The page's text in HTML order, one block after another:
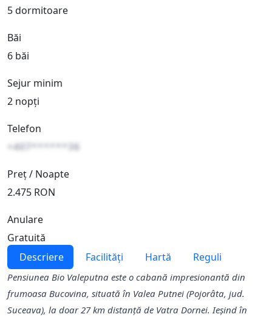
5 dormitoare
Băi
6 băi
Sejur minim
2 nopți
Telefon
+407******36
Preț / Noapte
2.475 RON
Anulare
Gratuită
Descriere
Facilități Hartă Reguli
Pensiunea Bio Valeputna este o cabană impresionantă din
frumoasa Bucovina, situată în Valea Putnei (Pojorâta, jud.
Suceava), la doar 27 km distanță de Vatra Dornei. Ieșind în